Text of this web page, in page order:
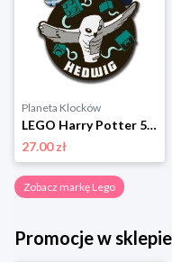
Planeta Klocków
LEGO Harry Potter 53250 Zawieszka do bagażu Sowa Hedwiga Lego
27.00 zł
Zobacz markę Lego
Promocje w